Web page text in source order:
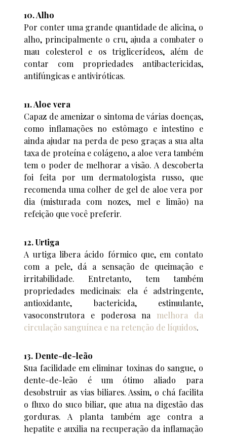
10. Alho
Por conter uma grande quantidade de alicina, o
alho, principalmente o cru, ajuda a combater o
mau colesterol e os triglicerídeos, além de
contar com propriedades antibactericidas,
antifúngicas e antiviróticas.
11. Aloe vera
Capaz de amenizar o sintoma de várias doenças,
como inflamações no estômago e intestino e
ainda ajudar na perda de peso graças a sua alta
taxa de proteína e colágeno, a aloe vera também
tem o poder de melhorar a visão. A descoberta
foi feita por um dermatologista russo, que
recomenda uma colher de gel de aloe vera por
dia (misturada com nozes, mel e limão) na
refeição que você preferir.
12. Urtiga
A urtiga libera ácido fórmico que, em contato
com a pele, dá a sensação de queimação e
irritabilidade. Entretanto, tem também
propriedades medicinais: ela é adstringente,
antioxidante, bactericida, estimulante,
vasoconstrutora e poderosa na melhora da
circulação sanguínea e na retenção de líquidos.
13. Dente-de-leão
Sua facilidade em eliminar toxinas do sangue, o
dente-de-leão é um ótimo aliado para
desobstruir as vias biliares. Assim, o chá facilita
o fluxo do suco biliar, que atua na digestão das
gorduras. A planta também age contra a
hepatite e auxilia na recuperação da inflamação